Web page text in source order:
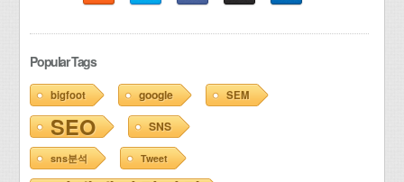
Popular Tags
bigfoot google SEM
SEO SNS
sns분석 Tweet